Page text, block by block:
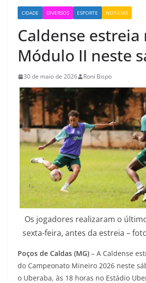
CIDADE DIVERSOS ESPORTE NOTÍCIAS
Caldense estreia
Módulo II neste
30 de maio de 2026 Roni Bispo
Os jogadores realizaram o
sexta-feira, antes da estreia –
Poços de Caldas (MG) – A Caldense
do Campeonato Mineiro 2026 neste
o Uberaba, às 18 horas no Estádio